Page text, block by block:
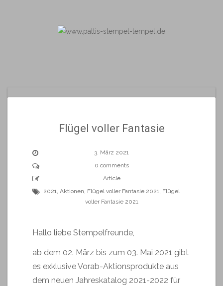
Flügel voller Fantasie
3. März 2021
0 comments
Article
2021, Aktionen, Flügel voller Fantasie 2021, Flügel
voller Fantasie 2021
Hallo liebe Stempelfreunde,
ab dem 02. März bis zum 03. Mai 2021 gibt
es exklusive Vorab-Aktionsprodukte aus
dem neuen Jahreskatalog 2021-2022 für